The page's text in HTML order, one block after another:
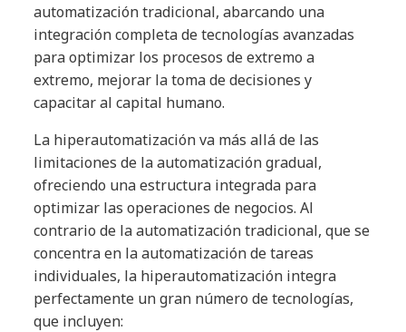
automatización tradicional, abarcando una
integración completa de tecnologías avanzadas
para optimizar los procesos de extremo a
extremo, mejorar la toma de decisiones y
capacitar al capital humano.
La hiperautomatización va más allá de las
limitaciones de la automatización gradual,
ofreciendo una estructura integrada para
optimizar las operaciones de negocios. Al
contrario de la automatización tradicional, que se
concentra en la automatización de tareas
individuales, la hiperautomatización integra
perfectamente un gran número de tecnologías,
que incluyen: